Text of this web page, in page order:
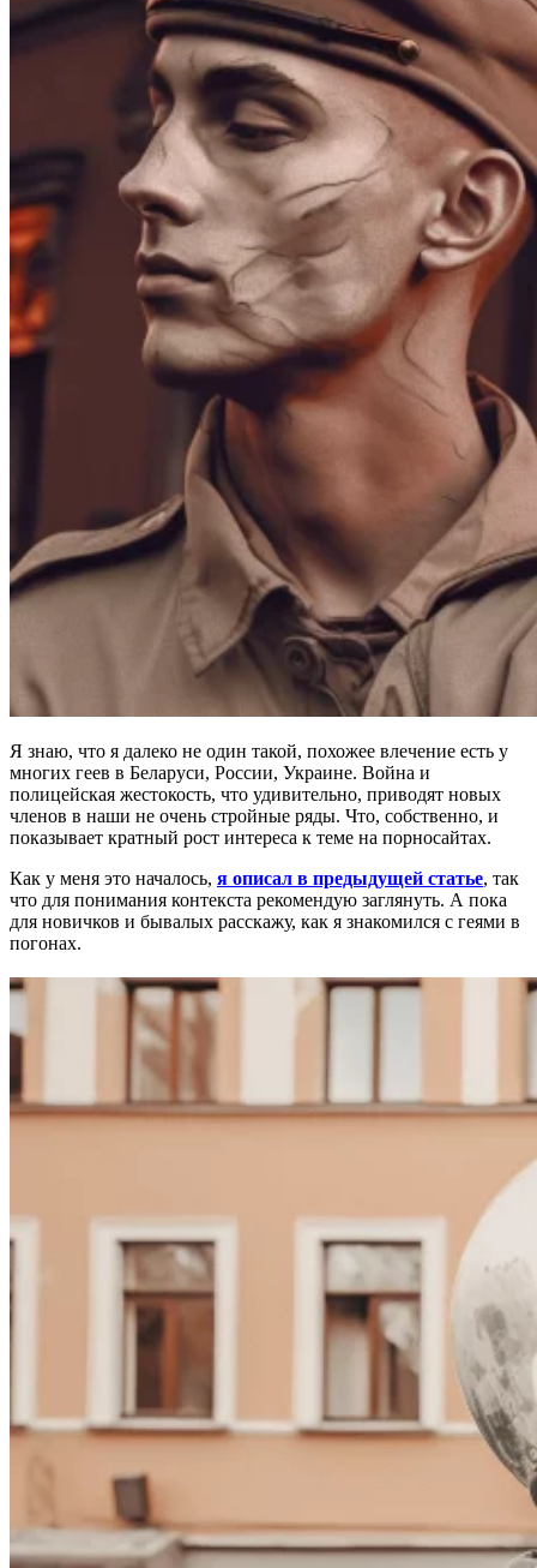
Я знаю, что я далеко не один такой, похожее влечение есть у
многих геев в Беларуси, России, Украине. Война и
полицейская жестокость, что удивительно, приводят новых
членов в наши не очень стройные ряды. Что, собственно, и
показывает кратный рост интереса к теме на порносайтах.
Как у меня это началось, я описал в предыдущей статье, так
что для понимания контекста рекомендую заглянуть. А пока
для новичков и бывалых расскажу, как я знакомился с геями в
погонах.